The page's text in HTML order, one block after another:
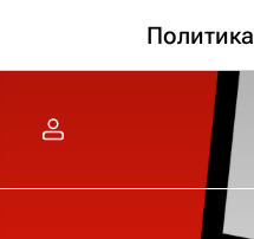
Политика